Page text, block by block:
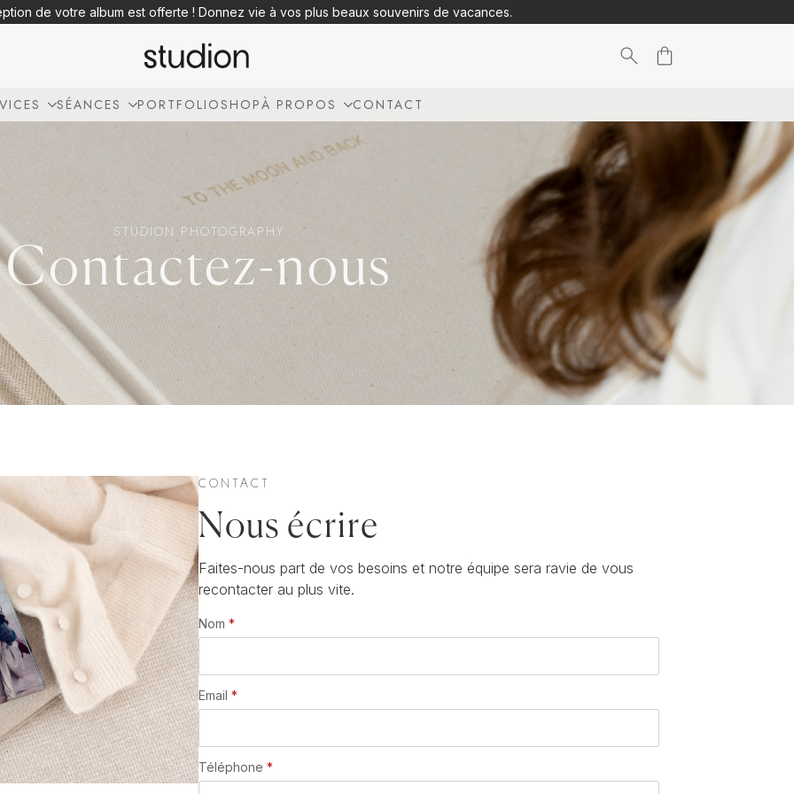
de votre album est offerte ! Donnez vie à vos plus beaux souvenirs de vacances.
SÉANCES PORTFOLIOSHOPÀ PROPOS CONTACT
STUDION PHOTOGRAPHY
Contactez-nous
CONTACT
Nous écrire
Faites-nous part de vos besoins et notre équipe sera ravie de vous
recontacter au plus vite.
Nom *
Email *
Téléphone *